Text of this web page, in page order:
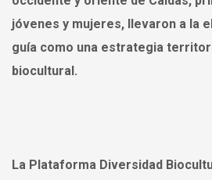
jóvenes y mujeres, llevaron a la
guía como una estrategia
biocultural.
La Plataforma Diversidad